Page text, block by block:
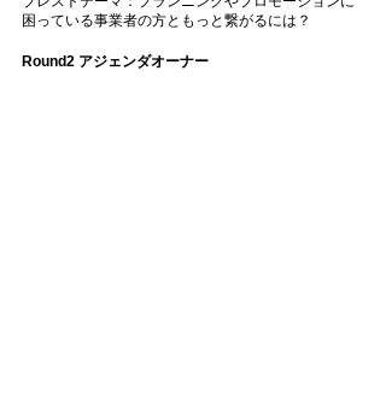
困っている事業者の方ともっと繋がるには？
Round2 アジェンダオーナー